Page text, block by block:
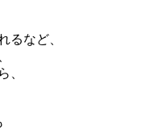
るなど、
、